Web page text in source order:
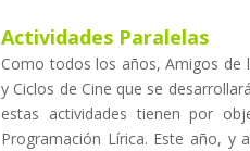
Actividades Paralelas
Como todos los años, Amigos de
y Ciclos de Cine que se
estas actividades tienen por
Programación Lírica. Este año, y